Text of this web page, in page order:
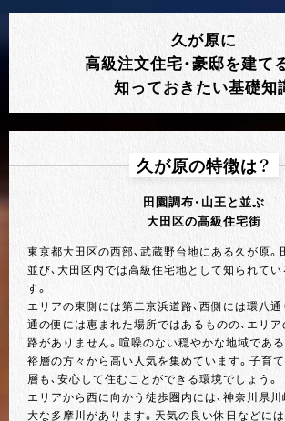
久が原に
高級注文住宅・豪邸を建て
知っておきたい基礎知
久が原の特徴は？
田園調布・山王と並ぶ
大田区の高級住宅街
東京都大田区の西部、武蔵野台地にある久が原。
並び、大田区内では高級住宅地として知られて
す。
エリアの東側には第二京浜道路、西側には環八通
通の便には恵まれた場所ではあるものの、エリ
路がありません。喧噪のない穏やかな地域である
裕層の方々から高い人気を集めています。子育
層も、安心して住むことができる環境でしょう。
エリアから西に向かう徒歩圏内には、神奈川県
大な多摩川があります。天気の良い休日などに